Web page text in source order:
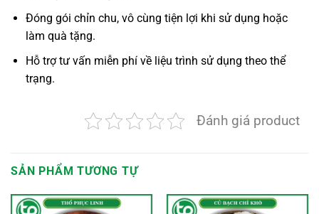
Đóng gói chỉn chu, vô cùng tiện lợi khi sử dụng hoặc
làm quà tặng.
Hỗ trợ tư vấn miễn phí về liệu trình sử dụng theo thể
trạng.
Đánh giá product
SẢN PHẨM TƯƠNG TỰ